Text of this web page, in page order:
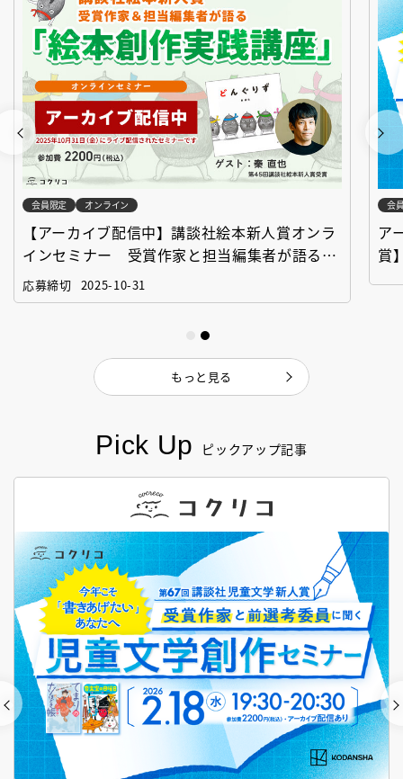
Pick Up ピックアップ記事
会員限定 オンライン
【アーカイブ配信中】講談社絵本新人賞オンラ
インセミナー 受賞作家と担当編集者が語る
「絵本創作実践講座」
応募締切 2025-10-31
会
ア
賞
もっと見る